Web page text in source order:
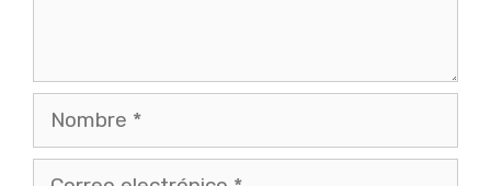
Nombre
Correo